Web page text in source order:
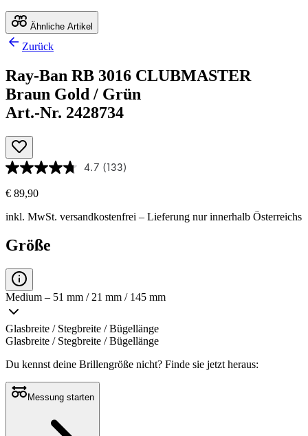
Ähnliche Artikel
Zurück
Ray-Ban RB 3016 CLUBMASTER
Braun Gold / Grün
Art.-Nr. 2428734
4.7 (133)
€ 89,90
inkl. MwSt. versandkostenfrei – Lieferung nur innerhalb Österreichs
Größe
Medium – 51 mm / 21 mm / 145 mm
Glasbreite / Stegbreite / Bügellänge
Glasbreite / Stegbreite / Bügellänge
Du kennst deine Brillengröße nicht? Finde sie jetzt heraus:
Messung starten